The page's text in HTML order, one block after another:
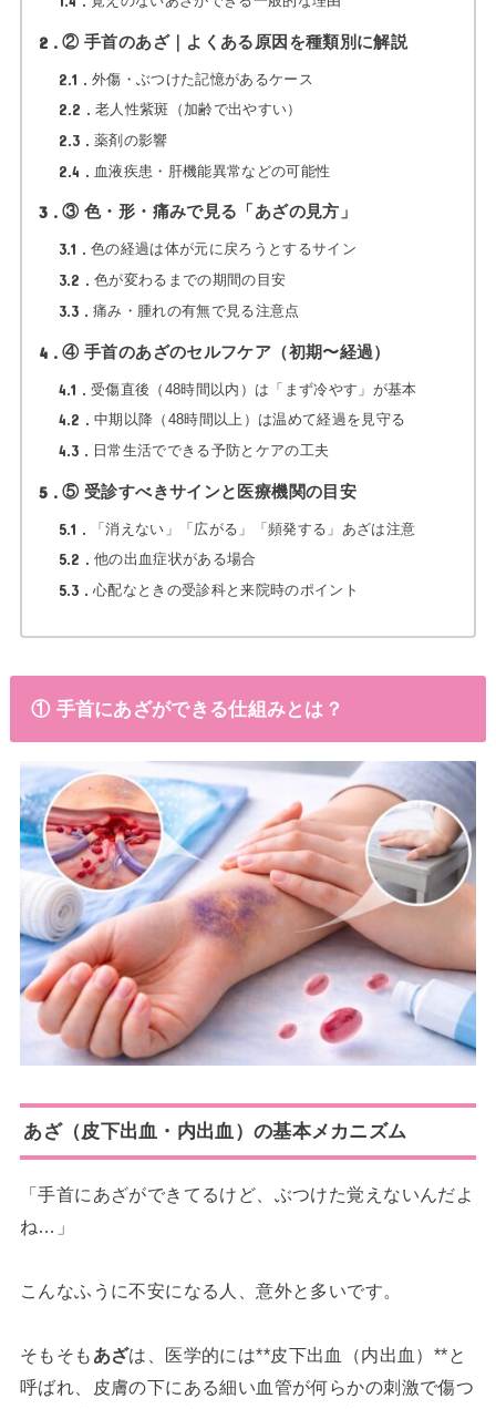
2 ② 手首のあざ｜よくある原因を種類別に解説
2.1 外傷・ぶつけた記憶があるケース
2.2 老人性紫斑（加齢で出やすい）
2.3 薬剤の影響
2.4 血液疾患・肝機能異常などの可能性
3 ③ 色・形・痛みで見る「あざの見方」
3.1 色の経過は体が元に戻ろうとするサイン
3.2 色が変わるまでの期間の目安
3.3 痛み・腫れの有無で見る注意点
4 ④ 手首のあざのセルフケア（初期〜経過）
4.1 受傷直後（48時間以内）は「まず冷やす」が基本
4.2 中期以降（48時間以上）は温めて経過を見守る
4.3 日常生活でできる予防とケアの工夫
5 ⑤ 受診すべきサインと医療機関の目安
5.1 「消えない」「広がる」「頻発する」あざは注意
5.2 他の出血症状がある場合
5.3 心配なときの受診科と来院時のポイント
① 手首にあざができる仕組みとは？
あざ（皮下出血・内出血）の基本メカニズム
「手首にあざができてるけど、ぶつけた覚えないんだよ
ね…」
こんなふうに不安になる人、意外と多いです。
そもそも あざは、医学的には**皮下出血（内出血）**と
呼ばれ、皮膚の下にある細い血管が何らかの刺激で傷つ